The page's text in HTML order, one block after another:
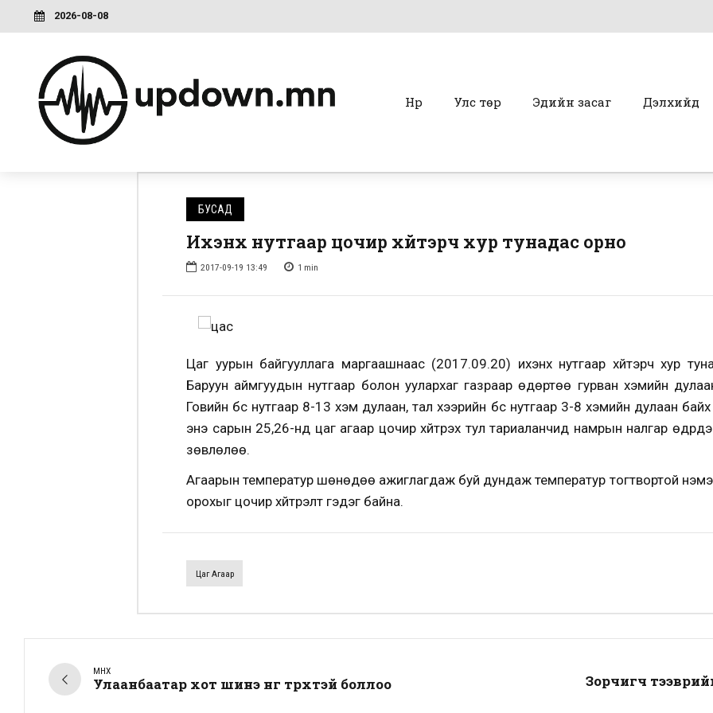
2026-08-08
Нүүр Улс төр Эдийн засаг Дэлхийд
БУСАД
Ихэнх нутгаар цочир хүйтэрч хур тунадас орно
2017-09-19 13:49 1 min
Цаг уурын байгууллага маргаашнаас (2017.09.20) ихэнх нутгаар хүйтэрч хур
Баруун аймгуудын нутгаар болон уулархаг газраар өдөртөө гурван хэмийн
Говийн бүс нутгаар 8-13 хэм дулаан, тал хээрийн бүс нутгаар 3-8 хэмийн дулаан
энэ сарын 25,26-нд цаг агаар цочир хүйтрэх тул тариаланчид намрын налгар
зөвлөлөө.
Агаарын температур шөнөдөө ажиглагдаж буй дундаж температур тогтвортой
орохыг цочир хүйтрэлт гэдэг байна.
Цаг Агаар
ӨМНӨХ
Улаанбаатар хот шинэ өнгө төрхтэй боллоо Зорчигч